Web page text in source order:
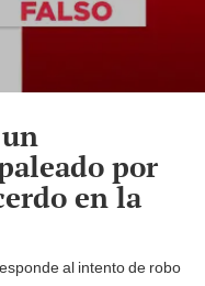
por
en la
al intento de robo